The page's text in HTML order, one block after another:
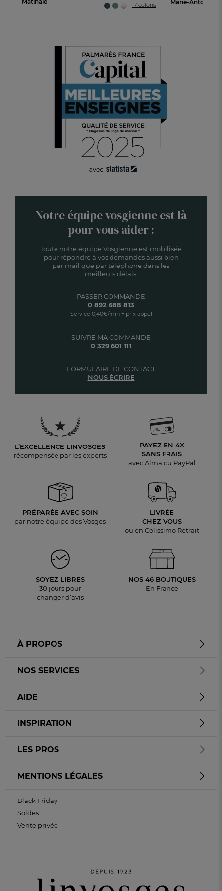
Matinale
17 coloris
Notre équipe vosgienne est là
pour vous aider :
Toute notre équipe Vosgienne est mobilisée
pour répondre à vos demandes aussi bien
par mail que par téléphone dans les
meilleurs délais.
SUIVRE MA COMMANDE
0 329 601 111
PASSER COMMANDE
0 892 688 813
Service 0,40€/min + prix appel
FORMULAIRE DE CONTACT
NOUS ÉCRIRE
L’EXCELLENCE LINVOSGES
récompensée par les experts
PAYEZ EN 4X
SANS FRAIS
avec Alma ou PayPal
PRÉPARÉE AVEC SOIN
par notre équipe des Vosges
LIVRÉE
CHEZ VOUS
ou en Colissimo Retrait
SOYEZ LIBRES
30 jours pour
changer d’avis
NOS 46 BOUTIQUES
En France
À PROPOS
NOS SERVICES
AIDE
INSPIRATION
LES PROS
MENTIONS LÉGALES
Black Friday
Soldes
Vente privée